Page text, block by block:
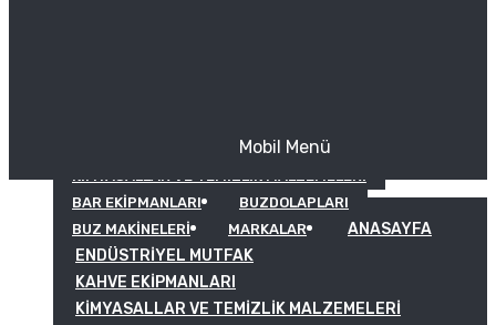
KIMYASALLAR VE TEMIZLIK MALZEMELERI
BAR EKIPMANLARI
BUZDOLAPLARI
BUZ MAKINELERI
MARKALAR
Mobil Menü
ANASAYFA
ENDÜSTRIYEL MUTFAK
KAHVE EKIPMANLARI
KIMYASALLAR VE TEMIZLIK MALZEMELERI